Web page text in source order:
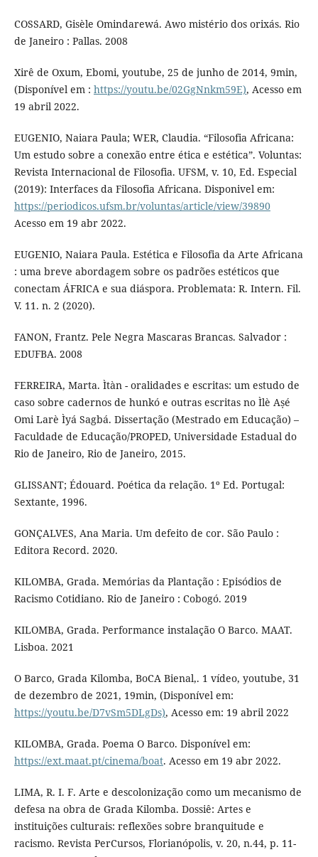
COSSARD, Gisèle Omindarewá. Awo mistério dos orixás. Rio
de Janeiro : Pallas. 2008
Xirê de Oxum, Ebomi, youtube, 25 de junho de 2014, 9min,
(Disponível em : https://youtu.be/02GgNnkm59E), Acesso em
19 abril 2022.
EUGENIO, Naiara Paula; WER, Claudia. “Filosofia Africana:
Um estudo sobre a conexão entre ética e estética”. Voluntas:
Revista Internacional de Filosofia. UFSM, v. 10, Ed. Especial
(2019): Interfaces da Filosofia Africana. Disponivel em:
https://periodicos.ufsm.br/voluntas/article/view/39890
Acesso em 19 abr 2022.
EUGENIO, Naiara Paula. Estética e Filosofia da Arte Africana
: uma breve abordagem sobre os padrões estéticos que
conectam ÁFRICA e sua diáspora. Problemata: R. Intern. Fil.
V. 11. n. 2 (2020).
FANON, Frantz. Pele Negra Mascaras Brancas. Salvador :
EDUFBA. 2008
FERREIRA, Marta. Ìtàn - oralidades e escritas: um estudo de
caso sobre cadernos de hunkó e outras escritas no Ìlè Aṣé
Omi Larè Ìyá Sagbá. Dissertação (Mestrado em Educação) –
Faculdade de Educação/PROPED, Universidade Estadual do
Rio de Janeiro, Rio de Janeiro, 2015.
GLISSANT; Édouard. Poética da relação. 1º Ed. Portugal:
Sextante, 1996.
GONÇALVES, Ana Maria. Um defeito de cor. São Paulo :
Editora Record. 2020.
KILOMBA, Grada. Memórias da Plantação : Episódios de
Racismo Cotidiano. Rio de Janeiro : Cobogó. 2019
KILOMBA, Grada. Performance instalação O Barco. MAAT.
Lisboa. 2021
O Barco, Grada Kilomba, BoCA Bienal,. 1 vídeo, youtube, 31
de dezembro de 2021, 19min, (Disponível em:
https://youtu.be/D7vSm5DLgDs), Acesso em: 19 abril 2022
KILOMBA, Grada. Poema O Barco. Disponível em:
https://ext.maat.pt/cinema/boat. Acesso em 19 abr 2022.
LIMA, R. I. F. Arte e descolonização como um mecanismo de
defesa na obra de Grada Kilomba. Dossiê: Artes e
instituições culturais: reflexões sobre branquitude e
racismo. Revista PerCursos, Florianópolis, v. 20, n.44, p. 11-